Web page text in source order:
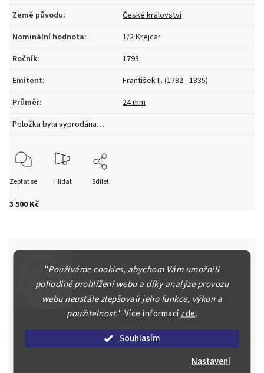
"Používáme cookies, abychom Vám umožnili
pohodlné prohlížení webu a díky analýze provozu
webu neustále zlepšovali jeho funkce, výkon a
použitelnost." Více informacízde.
Souhlasím
Nastavení
3 500 Kč
Země původu:
České království
Nominální hodnota:
1/2 Krejcar
Ročník:
1793
Emitent:
František II. (1792 - 1835)
Průměr:
24 mm
Položka byla vyprodána…
Zeptat se Hlídat Sdílet
Špičkové služby za nejlepší ceny
Náš kolektiv specialistů a znalců se Vám bude plně věnovat.
Posoudíme kvalitu a pravost Vašeho materiálu, prodáme v naší
aukci nebo Vám poradíme kam investovat.